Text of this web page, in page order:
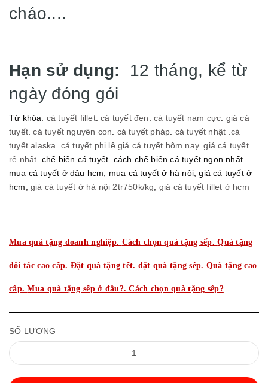
cháo....
Hạn sử dụng: 12 tháng, kể từ
ngày đóng gói
Từ khóa: cá tuyết fillet.cá tuyết đen .cá tuyết nam cực giá cá
tuyết .cá tuyết nguyên con cá tuyết pháp cá tuyết nhật cá
tuyết alaska
cá tuyết phi lê giá cá tuyết hôm nay.giá cá tuyết
rẻ nhất . chế biến cá tuyết. cách chế biến cá tuyết ngon nhất.
mua cá tuyết ở đâu hcm, mua cá tuyết ở hà nội, giá cá tuyết ở
hcm, giá cá tuyết ở hà nội 2tr750k/kg giá cá tuyết fillet ở hcm
Mua quà tặng doanh nghiệp. Cách chọn quà tặng sếp.Quà tặng
đối tác cao cấp. Đặt quà tặng tết. đặt quà tặng sếp. Quà tặng cao
cấp.Mua quà tặng sếp ở đâu?.Cách chọn quà tặng sếp?
SỐ LƯỢNG